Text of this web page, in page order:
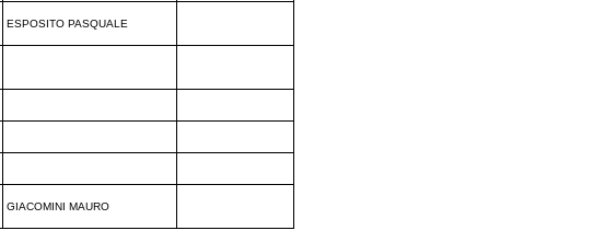
ESPOSITO PASQUALE
GIACOMINI MAURO